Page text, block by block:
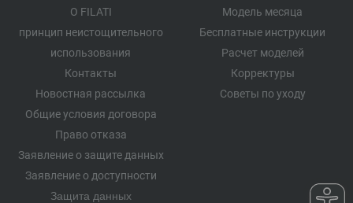
О FILATI
принцип неистощительного
использования
Контакты
Новостная рассылка
Общие условия договора
Право отказа
Заявление о защите данных
Заявление о доступности
Защита данных
Модель месяца
Бесплатные инструкции
Расчет моделей
Корректуры
Советы по уходу